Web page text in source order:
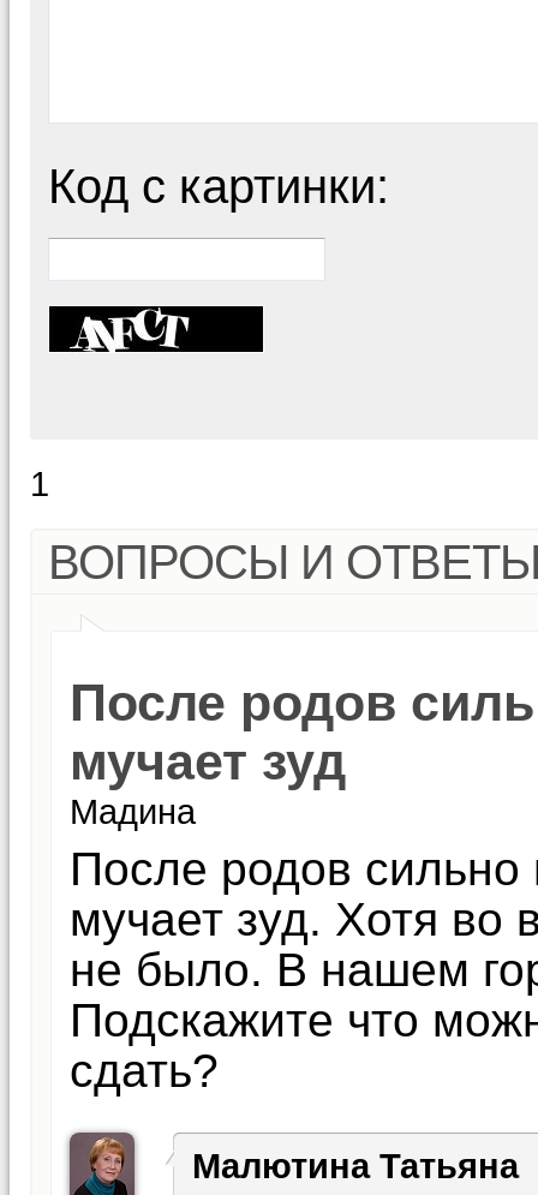
Код с картинки:
1
ВОПРОСЫ И
После родов
мучает зуд
Мадина
После родов
мучает зуд. Хотя во
не было. В нашем
Подскажите что
сдать?
Малютина Татьяна